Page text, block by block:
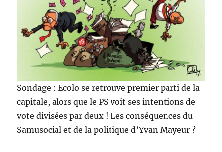
Sondage : Ecolo se retrouve premier parti de la
capitale, alors que le PS voit ses intentions de
vote divisées par deux ! Les conséquences du
Samusocial et de la politique d’Yvan Mayeur ?